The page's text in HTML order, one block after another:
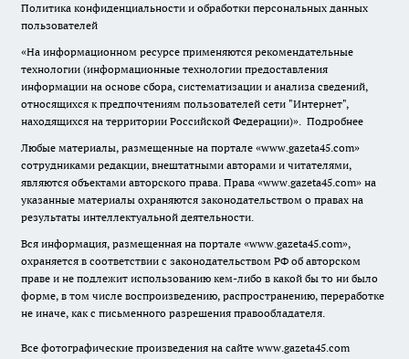
Политика конфиденциальности и обработки персональных данных
пользователей
«На информационном ресурсе применяются рекомендательные
технологии (информационные технологии предоставления
информации на основе сбора, систематизации и анализа сведений,
относящихся к предпочтениям пользователей сети "Интернет",
находящихся на территории Российской Федерации)». Подробнее
Любые материалы, размещенные на портале «www.gazeta45.com»
сотрудниками редакции, внештатными авторами и читателями,
являются объектами авторского права. Права «www.gazeta45.com» на
указанные материалы охраняются законодательством о правах на
результаты интеллектуальной деятельности.
Вся информация, размещенная на портале «www.gazeta45.com»,
охраняется в соответствии с законодательством РФ об авторском
праве и не подлежит использованию кем-либо в какой бы то ни было
форме, в том числе воспроизведению, распространению, переработке
не иначе, как с письменного разрешения правообладателя.
Все фотографические произведения на сайте www.gazeta45.com